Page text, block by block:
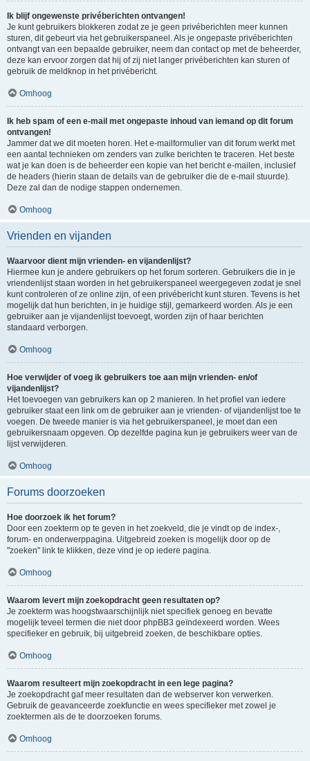
Ik blijf ongewenste privéberichten ontvangen!
Je kunt gebruikers blokkeren zodat ze je geen privéberichten meer kunnen
sturen, dit gebeurt via het gebruikerspaneel. Als je ongepaste privéberichten
ontvangt van een bepaalde gebruiker, neem dan contact op met de beheerder,
deze kan ervoor zorgen dat hij of zij niet langer privéberichten kan sturen of
gebruik de meldknop in het privébericht.
Omhoog
Ik heb spam of een e-mail met ongepaste inhoud van iemand op dit forum
ontvangen!
Jammer dat we dit moeten horen. Het e-mailformulier van dit forum werkt met
een aantal technieken om zenders van zulke berichten te traceren. Het beste
wat je kan doen is de beheerder een kopie van het bericht e-mailen, inclusief
de headers (hierin staan de details van de gebruiker die de e-mail stuurde).
Deze zal dan de nodige stappen ondernemen.
Omhoog
Vrienden en vijanden
Waarvoor dient mijn vrienden- en vijandenlijst?
Hiermee kun je andere gebruikers op het forum sorteren. Gebruikers die in je
vriendenlijst staan worden in het gebruikerspaneel weergegeven zodat je snel
kunt controleren of ze online zijn, of een privébericht kunt sturen. Tevens is het
mogelijk dat hun berichten, in je huidige stijl, gemarkeerd worden. Als je een
gebruiker aan je vijandenlijst toevoegt, worden zijn of haar berichten
standaard verborgen.
Omhoog
Hoe verwijder of voeg ik gebruikers toe aan mijn vrienden- en/of
vijandenlijst?
Het toevoegen van gebruikers kan op 2 manieren. In het profiel van iedere
gebruiker staat een link om de gebruiker aan je vrienden- of vijandenlijst toe te
voegen. De tweede manier is via het gebruikerspaneel, je moet dan een
gebruikersnaam opgeven. Op dezelfde pagina kun je gebruikers weer van de
lijst verwijderen.
Omhoog
Forums doorzoeken
Hoe doorzoek ik het forum?
Door een zoekterm op te geven in het zoekveld, die je vindt op de index-,
forum- en onderwerppagina. Uitgebreid zoeken is mogelijk door op de
"zoeken" link te klikken, deze vind je op iedere pagina.
Omhoog
Waarom levert mijn zoekopdracht geen resultaten op?
Je zoekterm was hoogstwaarschijnlijk niet specifiek genoeg en bevatte
mogelijk teveel termen die niet door phpBB3 geïndexeerd worden. Wees
specifieker en gebruik, bij uitgebreid zoeken, de beschikbare opties.
Omhoog
Waarom resulteert mijn zoekopdracht in een lege pagina?
Je zoekopdracht gaf meer resultaten dan de webserver kon verwerken.
Gebruik de geavanceerde zoekfunctie en wees specifieker met zowel je
zoektermen als de te doorzoeken forums.
Omhoog